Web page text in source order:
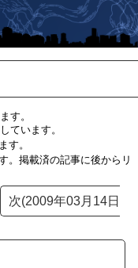
す。
ています。
す。
。掲載済の記事に後からリ
次(2009年03月14日